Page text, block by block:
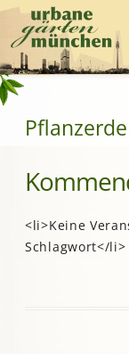
Pflanzerde
<li>Keine
Schlagwort</li>